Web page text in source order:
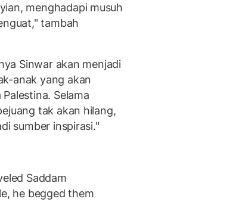
menghadapi musuh
tambah
Sinwar akan menjadi
anak yang akan
Selama
tak akan hilang,
sumber inspirasi."
Saddam
he begged them